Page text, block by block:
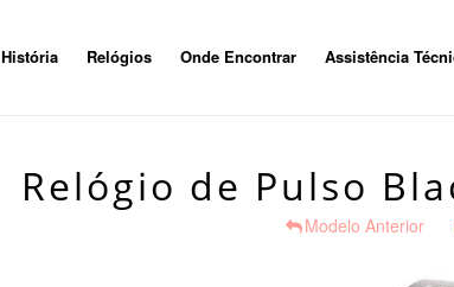
História Relógios Onde Encontrar Assistência
Relógio de Pulso
Modelo Anterior